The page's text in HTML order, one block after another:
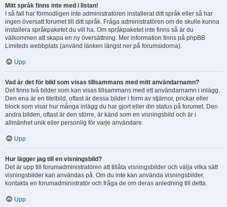
Mitt språk finns inte med i listan!
I så fall har förmodligen inte administratören installerat ditt språk eller så har
ingen översatt forumet till ditt språk. Fråga administratören om de skulle kunna
installera språkpaketet du vill ha. Om språkpaketet inte finns så är du
välkommen att skapa en ny översättning. Mer information finns på phpBB
Limiteds webbplats (använd länken längst ner på forumsidorna).
Upp
Vad är det för bild som visas tillsammans med mitt användarnamn?
Det finns två bilder som kan visas tillsammans med ett användarnamn i inlägg.
Den ena är en titelbild, oftast är dessa bilder i form av stjärnor, prickar eller
block som visar hur många inlägg du har gjort eller din status på forumet. Den
andra bilden, oftast är den större, är känd som en visningsbild och är i
allmänhet unik eller personlig för varje användare.
Upp
Hur lägger jag till en visningsbild?
Det är upp till forumadministratören att tillåta visningsbilder och välja vilka sätt
visningsbilder kan användas på. Om du inte kan använda visningsbilder,
kontakta en forumadministratör och fråga de om deras anledning till detta.
Upp